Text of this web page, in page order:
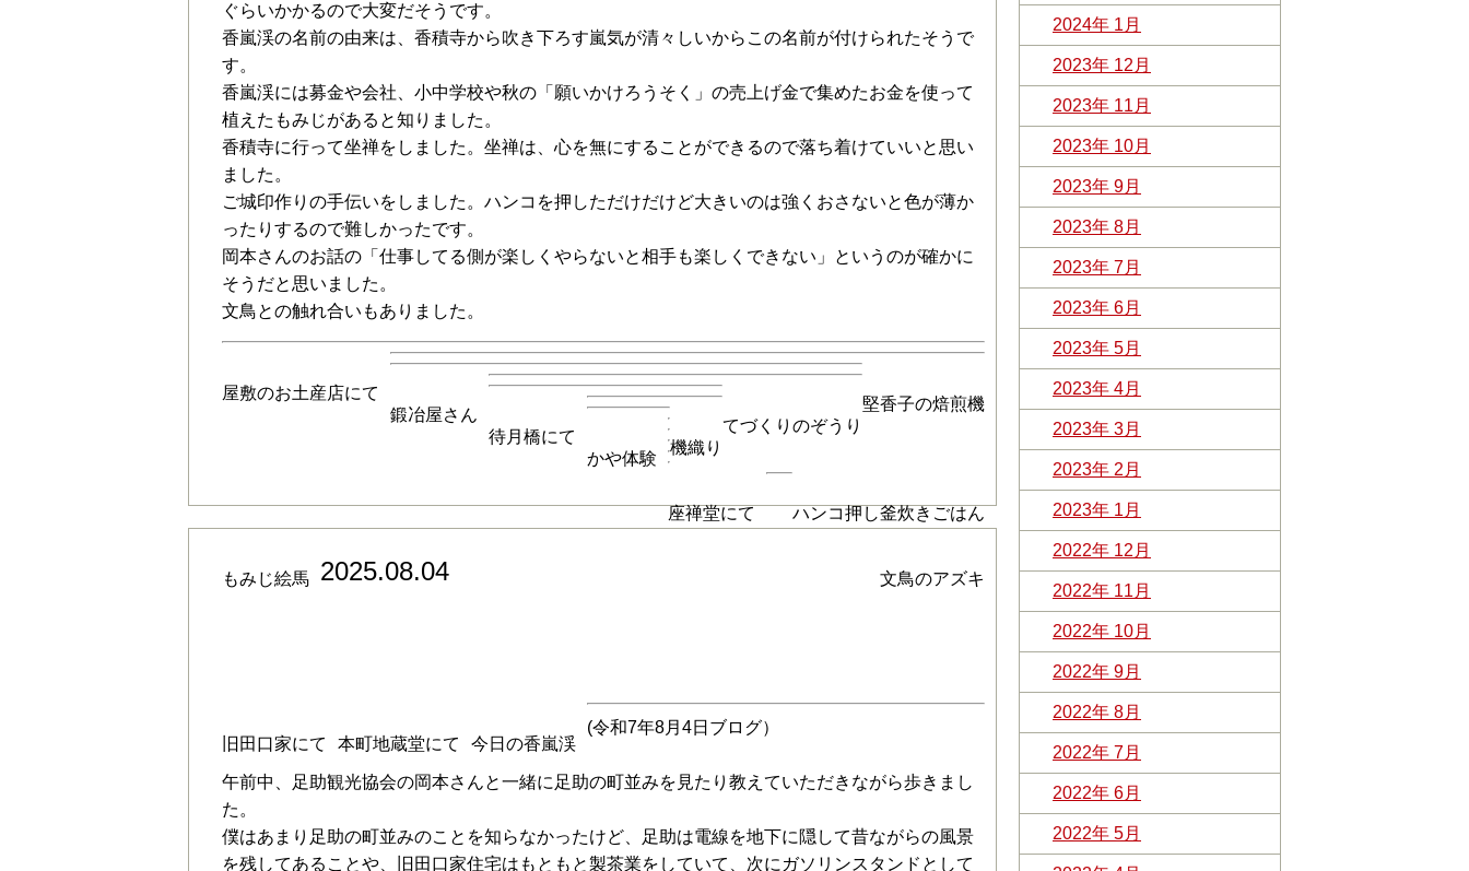
ぐらいかかるので大変だそうです。
香嵐渓の名前の由来は、香積寺から吹き下ろす嵐気が清々しいからこの名前が付けられたそうで
す。
香嵐渓には募金や会社、小中学校や秋の「願いかけろうそく」の売上げ金で集めたお金を使って
植えたもみじがあると知りました。
香積寺に行って坐禅をしました。坐禅は、心を無にすることができるので落ち着けていいと思い
ました。
ご城印作りの手伝いをしました。ハンコを押しただけだけど大きいのは強くおさないと色が薄か
ったりするので難しかったです。
岡本さんのお話の「仕事してる側が楽しくやらないと相手も楽しくできない」というのが確かに
そうだと思いました。
文鳥との触れ合いもありました。
屋敷のお土産店にて
堅香子の焙煎機
鍛冶屋さん
てづくりのぞうり
待月橋にて
機織り
かや体験
釜炊きごはん
座禅堂にて ハンコ押し
もみじ絵馬 文鳥のアズキ
2025.08.04
旧田口家にて 本町地蔵堂にて 今日の香嵐渓
(令和7年8月4日ブログ）
午前中、足助観光協会の岡本さんと一緒に足助の町並みを見たり教えていただきながら歩きまし
た。
僕はあまり足助の町並みのことを知らなかったけど、足助は電線を地下に隠して昔ながらの風景
を残してあることや、旧田口家住宅はもともと製茶業をしていて、次にガソリンスタンドとして
2024年 1月
2023年 12月
2023年 11月
2023年 10月
2023年 9月
2023年 8月
2023年 7月
2023年 6月
2023年 5月
2023年 4月
2023年 3月
2023年 2月
2023年 1月
2022年 12月
2022年 11月
2022年 10月
2022年 9月
2022年 8月
2022年 7月
2022年 6月
2022年 5月